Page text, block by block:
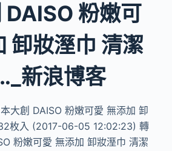
DAISO 粉嫩可
卸妝溼巾 清潔
新浪博客
大創 DAISO 粉嫩可愛 無添加 卸
枚入 (2017-06-05 12:02:23) 轉
粉嫩可愛 無添加 卸妝溼巾 清潔